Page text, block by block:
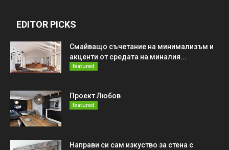
EDITOR PICKS
Смайващо съчетание на минимализъм и
акценти от средата на миналия...
featured
Проект Любов
featured
Направи си сам изкуство за стена с